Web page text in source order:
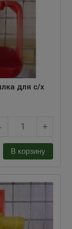
для с/х
+
В корзину